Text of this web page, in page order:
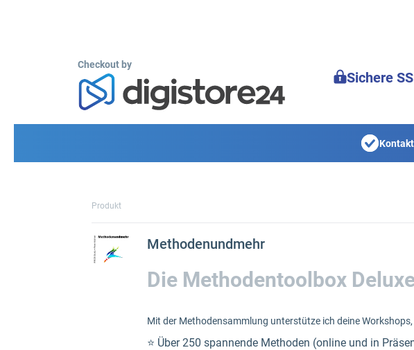
Checkout by
Sichere
Kontakt
Produkt
Methodenundmehr
Die Methodentoolbox
Mit der Methodensammlung unterstütze ich deine
⭐ Über 250 spannende Methoden (online und in